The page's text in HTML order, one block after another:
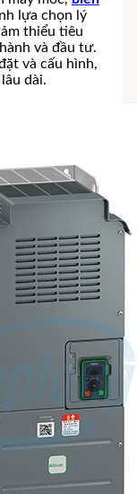
lựa chọn lý
thiểu tiêu
và đầu tư.
và cấu hình,
dài.